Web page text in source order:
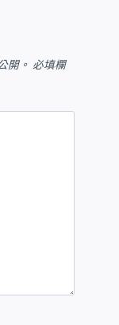
開。 必填欄